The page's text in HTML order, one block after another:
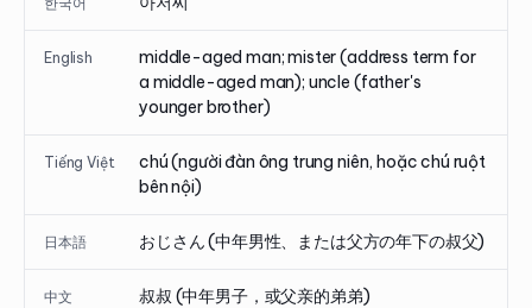
English
middle-aged man; mister (address term for
a middle-aged man); uncle (father's
younger brother)
Tiếng Việt
chú (người đàn ông trung niên, hoặc chú ruột
bên nội)
日本語 おじさん (中年男性、または父方の年下の叔父)
中文 叔叔 (中年男子，或父亲的弟弟)